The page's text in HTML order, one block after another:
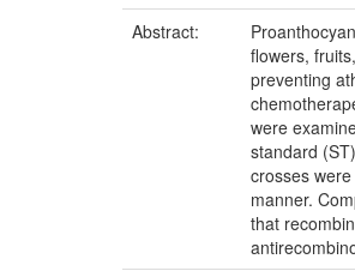
Abstract:
flowers,
preventing
were
standard
crosses
manner.
that